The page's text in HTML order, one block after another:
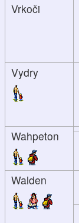
Vrkoči
Vydry
Wahpeton
Walden